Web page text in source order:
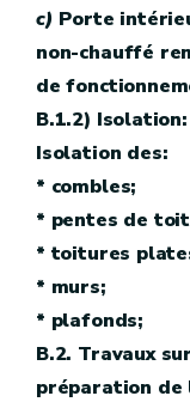
c) Porte
non-chauffé
de
B.1.2) Isolation:
Isolation des:
* combles;
* pentes de
* toitures
* murs;
* plafonds;
B.2. Travaux
préparation de